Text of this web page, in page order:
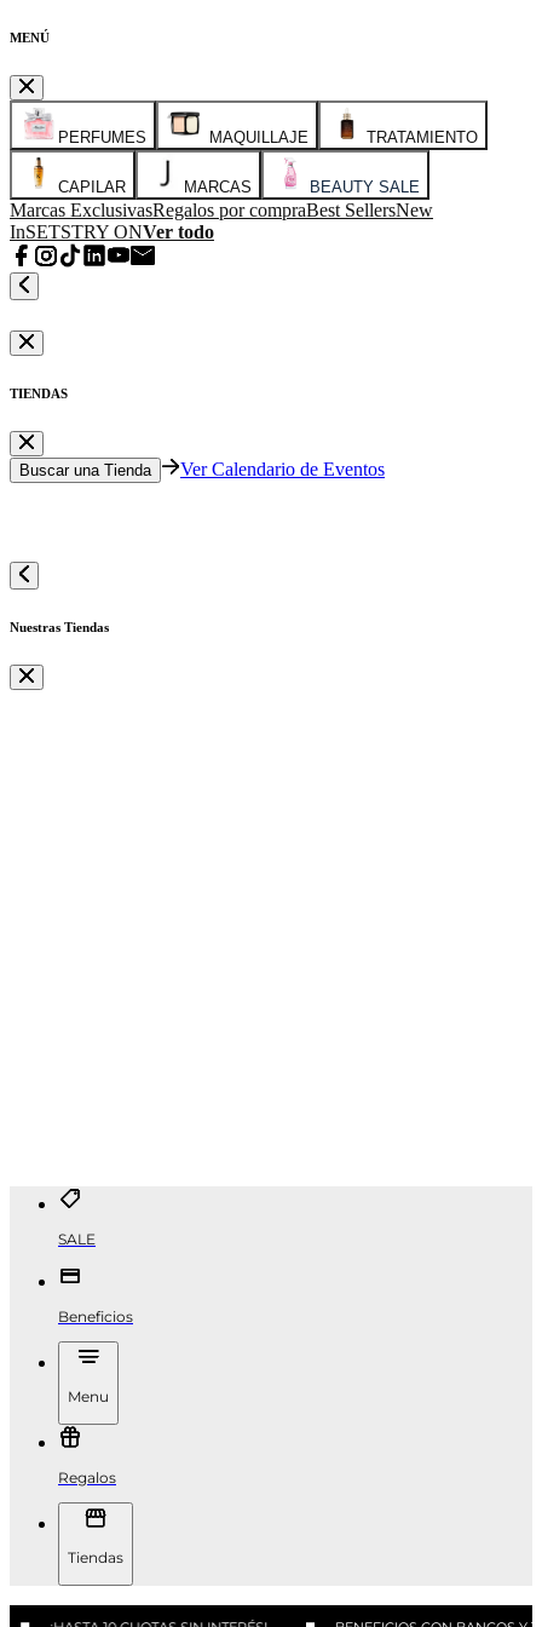
MENÚ
PERFUMES MAQUILLAJE TRATAMIENTO
CAPILAR MARCAS BEAUTY SALE
Marcas ExclusivasRegalos por compraBest SellersNew
InSETSTRY ONVer todo
TIENDAS
Buscar una Tienda Ver Calendario de Eventos
Nuestras Tiendas
SALE
Beneficios
Menu
Regalos
Tiendas